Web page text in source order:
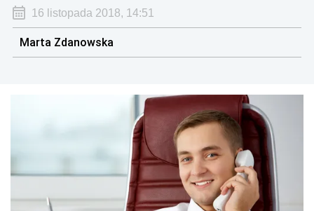
16 listopada 2018, 14:51
Marta Zdanowska